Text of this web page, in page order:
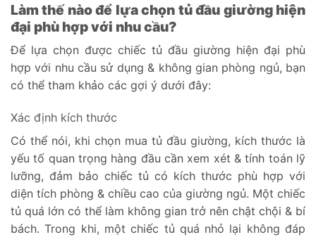
Làm thế nào để lựa chọn tủ đầu giường hiện
đại phù hợp với nhu cầu?
Để lựa chọn được chiếc tủ đầu giường hiện đại phù
hợp với nhu cầu sử dụng & không gian phòng ngủ, bạn
có thể tham khảo các gợi ý dưới đây:
Xác định kích thước
Có thể nói, khi chọn mua tủ đầu giường, kích thước là
yếu tố quan trọng hàng đầu cần xem xét & tính toán lỹ
lưỡng, đảm bảo chiếc tủ có kích thước phù hợp với
diện tích phòng & chiều cao của giường ngủ. Một chiếc
tủ quá lớn có thể làm không gian trở nên chật chội & bí
bách. Trong khi, một chiếc tủ quá nhỏ lại không đáp